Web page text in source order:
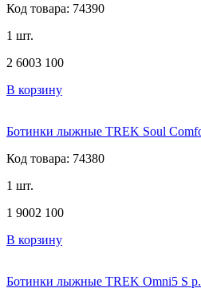
Код товара: 74390
1 шт.
2 6003 100
В корзину
Ботинки лыжные TREK Soul
Код товара: 74380
1 шт.
1 9002 100
В корзину
Ботинки лыжные TREK Omni5 S